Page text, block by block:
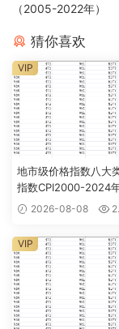
（2005-2022年）
猜你喜欢
地市级价格指数八大
指数CPI2000-2024
2026-08-08
VIP
VIP